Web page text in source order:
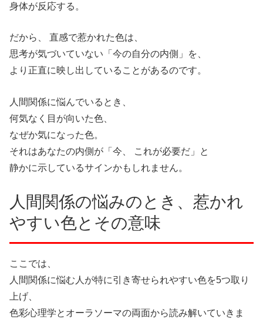
身体が反応する。
だから、 直感で惹かれた色は、
思考が気づいていない「今の自分の内側」を、
より正直に映し出していることがあるのです。
人間関係に悩んでいるとき、
何気なく目が向いた色、
なぜか気になった色。
それはあなたの内側が「今、 これが必要だ」と
静かに示しているサインかもしれません。
人間関係の悩みのとき、惹かれ
やすい色とその意味
ここでは、
人間関係に悩む人が特に引き寄せられやすい色を5つ取り
上げ、
色彩心理学とオーラソーマの両面から読み解いていきま